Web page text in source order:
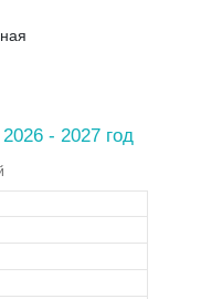
- 2027 год